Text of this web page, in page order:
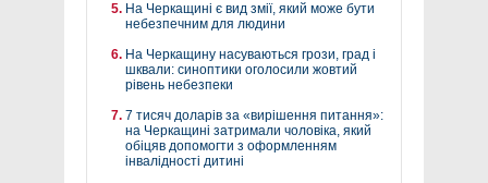
На Черкащині є вид змії, який може бути
небезпечним для людини
На Черкащину насуваються грози, град і
шквали: синоптики оголосили жовтий
рівень небезпеки
7 тисяч доларів за «вирішення питання»:
на Черкащині затримали чоловіка, який
обіцяв допомогти з оформленням
інвалідності дитині